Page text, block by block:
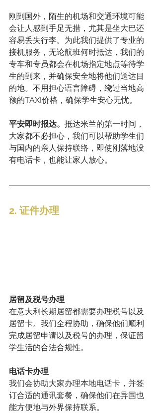
刚到国外，陌生的机场和交通环境可能
会让人感到手足无措，尤其是坐大巴还
容易丢失行李。为此我们提供了专业的
接机服务，无论航班何时抵达，我们的
专车和专员都会在机场指定地点等待学
生的到来，并确保安全地将他们送达目
的地。不用担心语言障碍，绕过当地高
额的TAXI价格，确保学生安心无忧。
平安即时报达。 抵达米兰的第一时间，
大家都不必担心，我们可以帮助学生们
与国内的亲人保持联络，即使刚落地没
有电话卡，也能让家人放心。
2. 证件办理
居留及税号办理
在意大利长期居留都需要办理税号以及
居留卡。我们全程协助，确保他们顺利
完成居留申请以及税号的办理，保证留
学生活的合法合规性。
电话卡办理
我们会协助大家办理本地电话卡，并签
订合适的通讯套餐，确保他们在异国也
能方便地与外界保持联系。